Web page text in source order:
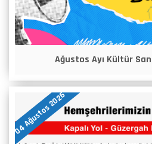
Ağustos Ayı Kültür
04 Ağustos 2026